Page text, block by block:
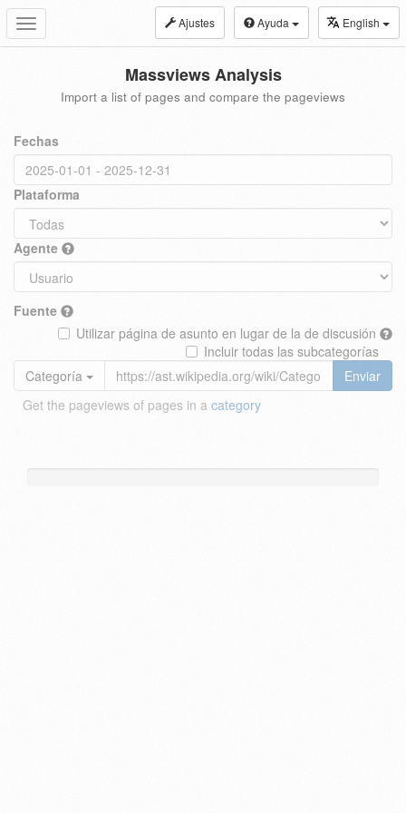
Toggle
navigation
Ajustes Ayuda English
Massviews Analysis
Import a list of pages and compare the pageviews
Fechas
Plataforma
Agente
Fuente
Utilizar página de asunto en lugar de la de discusión
Incluir todas las subcategorías
Categoría
Enviar
Get the pageviews of pages in a category